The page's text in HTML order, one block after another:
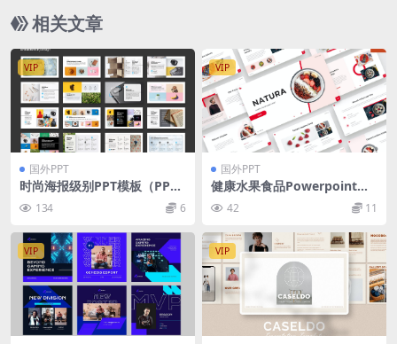
相关文章
VIP
国外PPT
时尚海报级别PPT模板（PPT
X）134 6
VIP
国外PPT
健康水果食品Powerpoint幻
灯片模板 NATURA – Healthy
food PowerPoint Template
42 11
VIP VIP